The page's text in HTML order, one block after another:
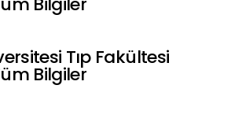
Tıp Fakültesi
Bilgiler